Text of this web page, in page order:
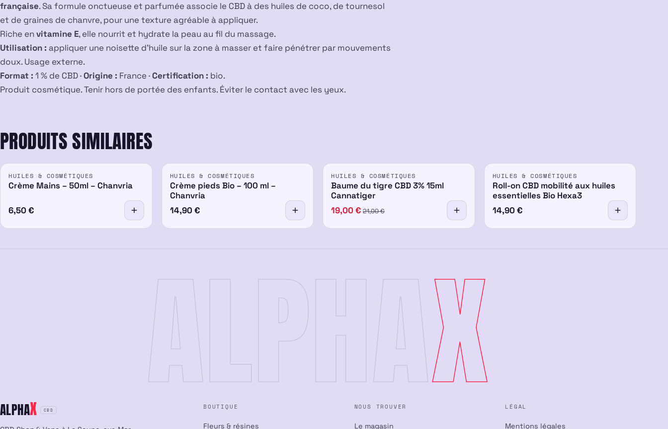
française. Sa formule onctueuse et parfumée associe le CBD à des huiles de coco, de tournesol
et de graines de chanvre, pour une texture agréable à appliquer.
Riche en vitamine E, elle nourrit et hydrate la peau au fil du massage.
Utilisation : appliquer une noisette d’huile sur la zone à masser et faire pénétrer par mouvements
doux. Usage externe.
Format : 1 % de CBD ·Origine : France ·Certification : bio.
Produit cosmétique. Tenir hors de portée des enfants. Éviter le contact avec les yeux.
PRODUITS SIMILAIRES
HUILES & COSMÉTIQUES
Crème Mains – 50ml – Chanvria
6,50 €
HUILES & COSMÉTIQUES
Crème pieds Bio – 100 ml –
Chanvria
14,90 €
3%
HUILES & COSMÉTIQUES
Baume du tigre CBD 3% 15ml
Cannatiger
19,00 € 21,00€
HUILES & COSMÉTIQUES
Roll-on CBD mobilité aux huiles
essentielles Bio Hexa3
14,90 €
ALPHAX
ALPHAX CBD BOUTIQUE
Fleurs & résines
NOUS TROUVER
Le magasin
LÉGAL
Mentions légales